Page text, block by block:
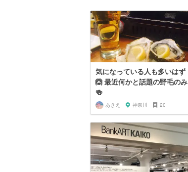
気になっている人も多いはず
🙆 最近何かと話題の野毛のみ
🍻
あきえ 神奈川 20